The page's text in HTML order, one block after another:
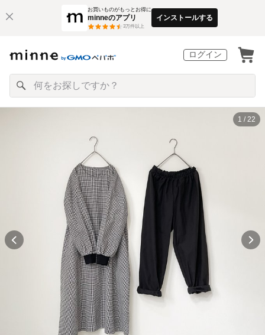
お買いものがもっとお得に
minneのアプリ
3万件以上
インストールする
ログイン
1 / 22